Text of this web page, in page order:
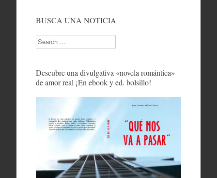
BUSCA UNA NOTICIA
Search
Descubre una divulgativa «novela romántica»
de amor real ¡En ebook y ed. bolsillo!